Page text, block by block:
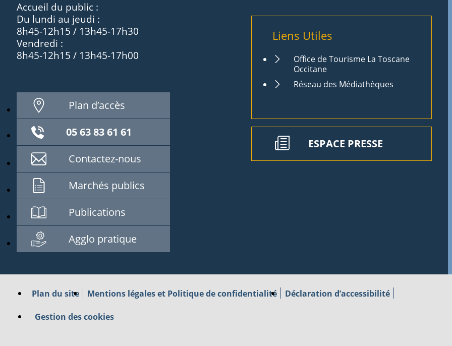
Accueil du public :
Du lundi au jeudi :
8h45-12h15 / 13h45-17h30
Vendredi :
8h45-12h15 / 13h45-17h00
Plan d’accès
05 63 83 61 61
Contactez-nous
Marchés publics
Publications
Agglo pratique
Liens Utiles
Office de Tourisme La Toscane
Occitane
Réseau des Médiathèques
ESPACE PRESSE
Plan du site Mentions légales et Politique de confidentialité Déclaration d’accessibilité
Gestion des cookies